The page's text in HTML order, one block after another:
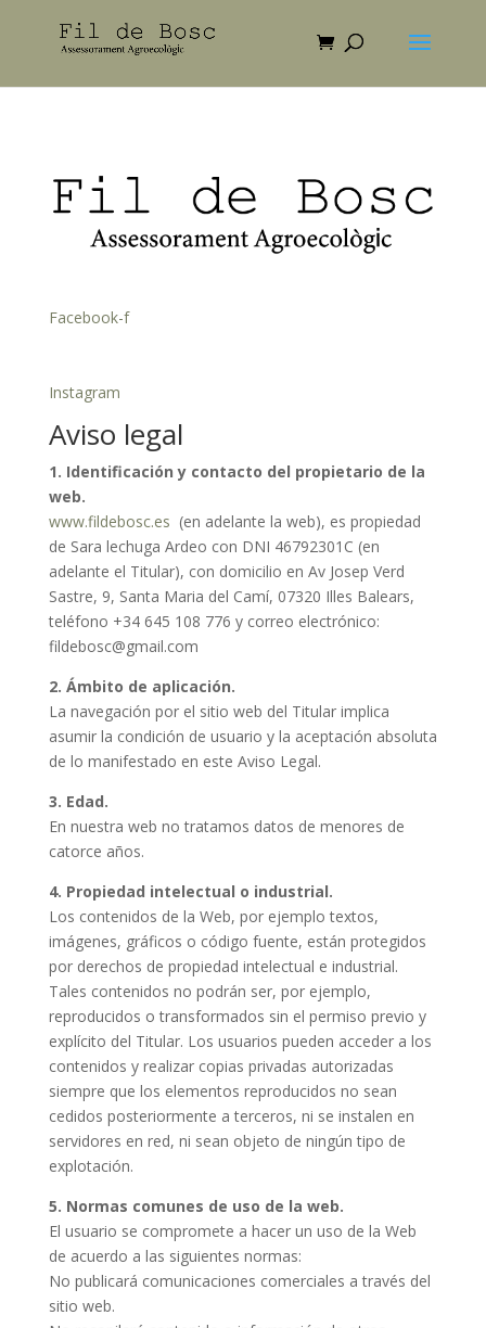
Facebook-f
Instagram
Aviso legal
1. Identificación y contacto del propietario de la
web.
www.fildebosc.es (en adelante la web), es propiedad
de Sara lechuga Ardeo con DNI 46792301C (en
adelante el Titular), con domicilio en Av Josep Verd
Sastre, 9, Santa Maria del Camí, 07320 Illes Balears,
teléfono +34 645 108 776 y correo electrónico:
fildebosc@gmail.com
2. Ámbito de aplicación.
La navegación por el sitio web del Titular implica
asumir la condición de usuario y la aceptación absoluta
de lo manifestado en este Aviso Legal.
3. Edad.
En nuestra web no tratamos datos de menores de
catorce años.
4. Propiedad intelectual o industrial.
Los contenidos de la Web, por ejemplo textos,
imágenes, gráficos o código fuente, están protegidos
por derechos de propiedad intelectual e industrial.
Tales contenidos no podrán ser, por ejemplo,
reproducidos o transformados sin el permiso previo y
explícito del Titular. Los usuarios pueden acceder a los
contenidos y realizar copias privadas autorizadas
siempre que los elementos reproducidos no sean
cedidos posteriormente a terceros, ni se instalen en
servidores en red, ni sean objeto de ningún tipo de
explotación.
5. Normas comunes de uso de la web.
El usuario se compromete a hacer un uso de la Web
de acuerdo a las siguientes normas:
No publicará comunicaciones comerciales a través del
sitio web.